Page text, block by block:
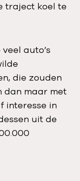
traject koel te
auto’s
die zouden
dan maar met
interesse in
uit de